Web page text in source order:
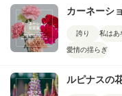
カーネーシ
誇り 私はあ
愛情の揺らぎ
ルピナスの